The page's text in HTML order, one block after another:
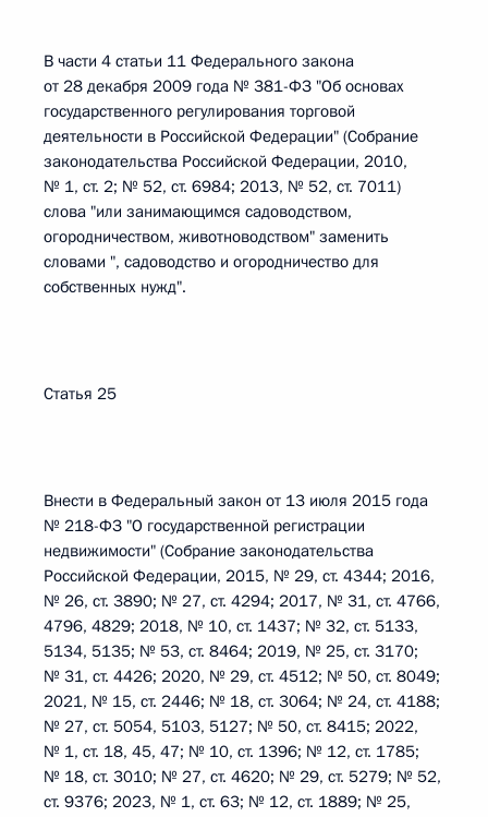
В части 4 статьи 11 Федерального закона
от 28 декабря 2009 года № 381-ФЗ "Об основах
государственного регулирования торговой
деятельности в Российской Федерации" (Собрание
законодательства Российской Федерации, 2010,
№ 1, ст. 2; № 52, ст. 6984; 2013, № 52, ст. 7011)
слова "или занимающимся садоводством,
огородничеством, животноводством" заменить
словами ", садоводство и огородничество для
собственных нужд".
Статья 25
Внести в Федеральный закон от 13 июля 2015 года
№ 218-ФЗ "О государственной регистрации
недвижимости" (Собрание законодательства
Российской Федерации, 2015, № 29, ст. 4344; 2016,
№ 26, ст. 3890; № 27, ст. 4294; 2017, № 31, ст. 4766,
4796, 4829; 2018, № 10, ст. 1437; № 32, ст. 5133,
5134, 5135; № 53, ст. 8464; 2019, № 25, ст. 3170;
№ 31, ст. 4426; 2020, № 29, ст. 4512; № 50, ст. 8049;
2021, № 15, ст. 2446; № 18, ст. 3064; № 24, ст. 4188;
№ 27, ст. 5054, 5103, 5127; № 50, ст. 8415; 2022,
№ 1, ст. 18, 45, 47; № 10, ст. 1396; № 12, ст. 1785;
№ 18, ст. 3010; № 27, ст. 4620; № 29, ст. 5279; № 52,
ст. 9376; 2023, № 1, ст. 63; № 12, ст. 1889; № 25,